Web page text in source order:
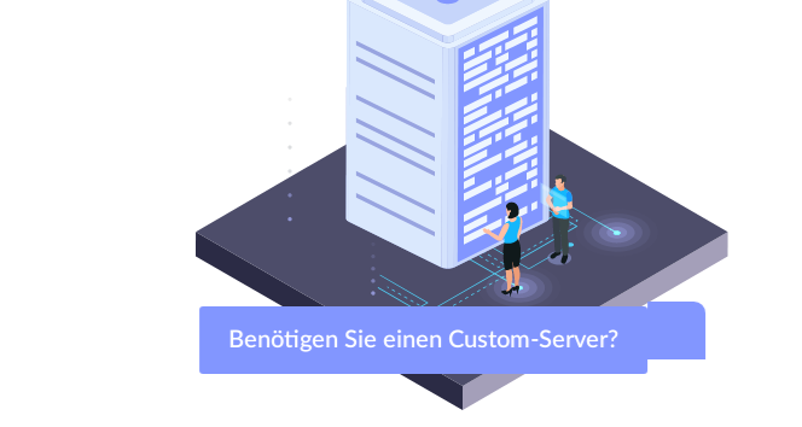
Benötigen Sie einen Custom-Server?